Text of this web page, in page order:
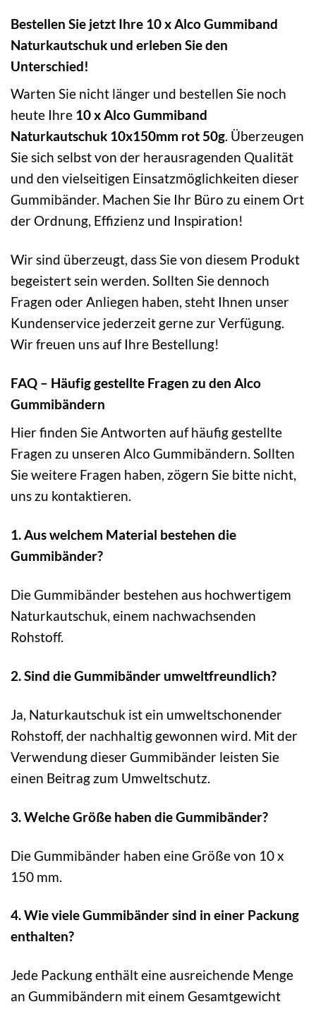
Bestellen Sie jetzt Ihre 10 x Alco Gummiband
Naturkautschuk und erleben Sie den
Unterschied!
Warten Sie nicht länger und bestellen Sie noch
heute Ihre 10 x Alco Gummiband
Naturkautschuk 10x150mm rot 50g. Überzeugen
Sie sich selbst von der herausragenden Qualität
und den vielseitigen Einsatzmöglichkeiten dieser
Gummibänder. Machen Sie Ihr Büro zu einem Ort
der Ordnung, Effizienz und Inspiration!
Wir sind überzeugt, dass Sie von diesem Produkt
begeistert sein werden. Sollten Sie dennoch
Fragen oder Anliegen haben, steht Ihnen unser
Kundenservice jederzeit gerne zur Verfügung.
Wir freuen uns auf Ihre Bestellung!
FAQ – Häufig gestellte Fragen zu den Alco
Gummibändern
Hier finden Sie Antworten auf häufig gestellte
Fragen zu unseren Alco Gummibändern. Sollten
Sie weitere Fragen haben, zögern Sie bitte nicht,
uns zu kontaktieren.
1. Aus welchem Material bestehen die
Gummibänder?
Die Gummibänder bestehen aus hochwertigem
Naturkautschuk, einem nachwachsenden
Rohstoff.
2. Sind die Gummibänder umweltfreundlich?
Ja, Naturkautschuk ist ein umweltschonender
Rohstoff, der nachhaltig gewonnen wird. Mit der
Verwendung dieser Gummibänder leisten Sie
einen Beitrag zum Umweltschutz.
3. Welche Größe haben die Gummibänder?
Die Gummibänder haben eine Größe von 10 x
150 mm.
4. Wie viele Gummibänder sind in einer Packung
enthalten?
Jede Packung enthält eine ausreichende Menge
an Gummibändern mit einem Gesamtgewicht